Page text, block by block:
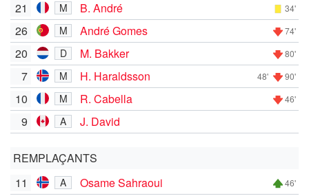
21
M B. André 34'
26 M André Gomes 74'
20 D M. Bakker 80'
7 M H. Haraldsson 48' 90'
10 M R. Cabella 46'
9 A J. David
REMPLAÇANTS
11
A Osame Sahraoui 46'